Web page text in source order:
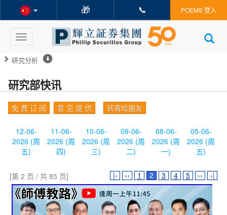
🎁 📞 POEMS 登入
Toggle
navigation
研究分析
研究部快讯
免 费 订 阅 意 见 提 供 转寄给朋友
12-06-
2026 (周
五)
11-06-
2026 (周
四)
10-06-
2026 (周
三)
09-06-
2026 (周
二)
08-06-
2026 (周
一)
05-06-
2026 (周
五)
[第 2 页 / 共 85 页] |‹ ‹‹ 1 2 3 4 5 ›› ›|